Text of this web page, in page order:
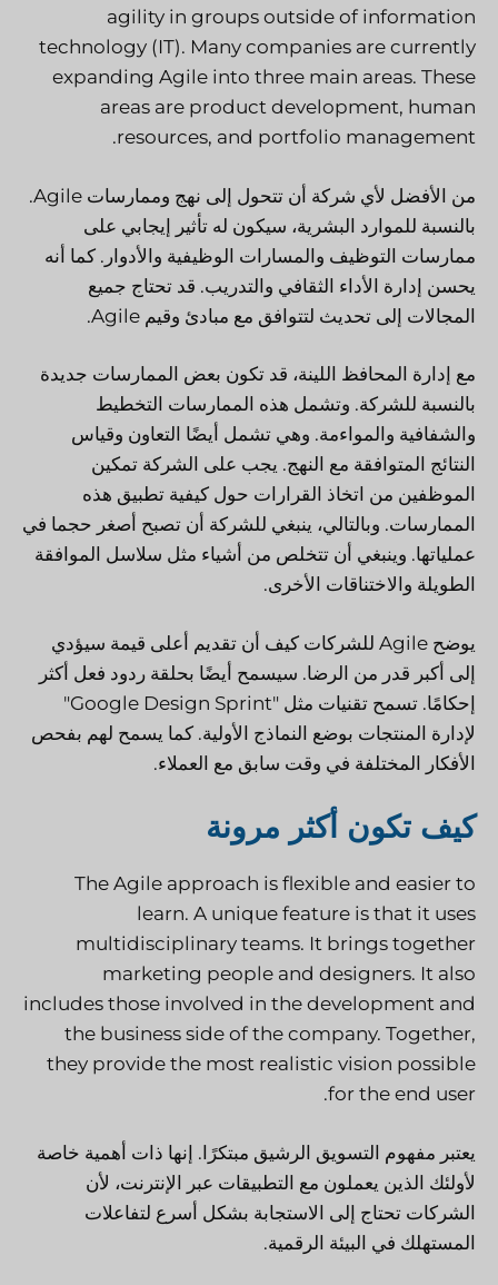
agility in groups outside of information
technology (IT). Many companies are currently
expanding Agile into three main areas. These
areas are product development, human
resources, and portfolio management.
من الأفضل لأي شركة أن تتحول إلى نهج وممارسات Agile.
بالنسبة للموارد البشرية، سيكون له تأثير إيجابي على
ممارسات التوظيف والمسارات الوظيفية والأدوار. كما أنه
يحسن إدارة الأداء الثقافي والتدريب. قد تحتاج جميع
المجالات إلى تحديث لتتوافق مع مبادئ وقيم Agile.
مع إدارة المحافظ اللينة، قد تكون بعض الممارسات جديدة
بالنسبة للشركة. وتشمل هذه الممارسات التخطيط
والشفافية والمواءمة. وهي تشمل أيضًا التعاون وقياس
النتائج المتوافقة مع النهج. يجب على الشركة تمكين
الموظفين من اتخاذ القرارات حول كيفية تطبيق هذه
الممارسات. وبالتالي، ينبغي للشركة أن تصبح أصغر حجما في
عملياتها. وينبغي أن تتخلص من أشياء مثل سلاسل الموافقة
الطويلة والاختناقات الأخرى.
يوضح Agile للشركات كيف أن تقديم أعلى قيمة سيؤدي
إلى أكبر قدر من الرضا. سيسمح أيضًا بحلقة ردود فعل أكثر
إحكامًا. تسمح تقنيات مثل "Google Design Sprint"
لإدارة المنتجات بوضع النماذج الأولية. كما يسمح لهم بفحص
الأفكار المختلفة في وقت سابق مع العملاء.
كيف تكون أكثر مرونة
The Agile approach is flexible and easier to
learn. A unique feature is that it uses
multidisciplinary teams. It brings together
marketing people and designers. It also
includes those involved in the development and
the business side of the company. Together,
they provide the most realistic vision possible
for the end user.
يعتبر مفهوم التسويق الرشيق مبتكرًا. إنها ذات أهمية خاصة
لأولئك الذين يعملون مع التطبيقات عبر الإنترنت، لأن
الشركات تحتاج إلى الاستجابة بشكل أسرع لتفاعلات
المستهلك في البيئة الرقمية.